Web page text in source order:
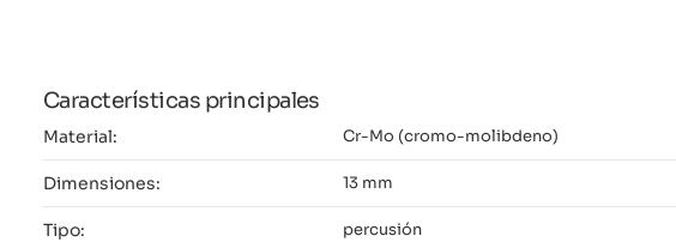
Características principales
Material: Cr-Mo (cromo-molibdeno)
Dimensiones: 13 mm
Tipo: percusión